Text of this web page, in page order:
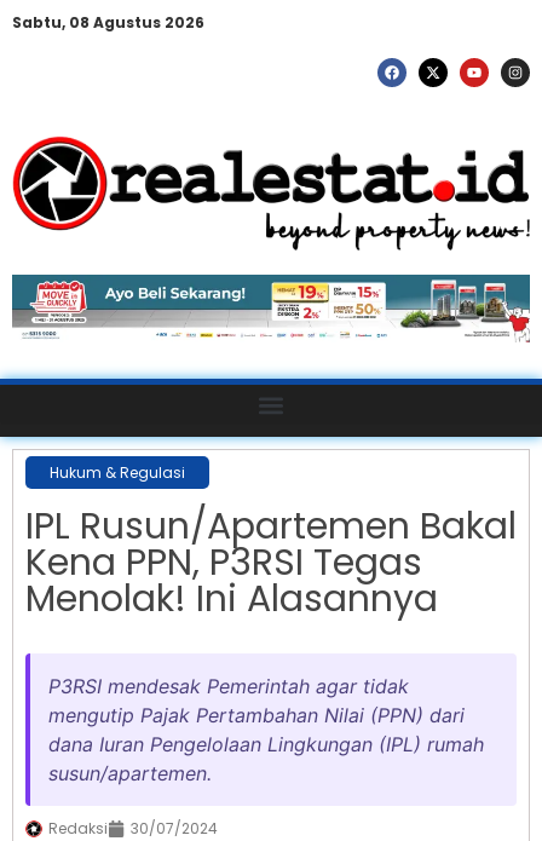
Sabtu, 08 Agustus 2026
Hukum & Regulasi
IPL Rusun/Apartemen Bakal
Kena PPN, P3RSI Tegas
Menolak! Ini Alasannya
P3RSI mendesak Pemerintah agar tidak
mengutip Pajak Pertambahan Nilai (PPN) dari
dana Iuran Pengelolaan Lingkungan (IPL) rumah
susun/apartemen.
Redaksi 30/07/2024